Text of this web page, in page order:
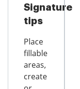
Signature
tips
Place
fillable
areas,
create